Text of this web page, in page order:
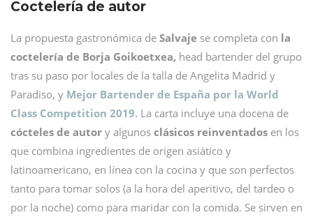
Coctelería de autor
La propuesta gastronómica de Salvaje se completa con la
coctelería de Borja Goikoetxea, head bartender del grupo
tras su paso por locales de la talla de Angelita Madrid y
Paradiso, y Mejor Bartender de España por la World
Class Competition 2019. La carta incluye una docena de
cócteles de autor y algunos clásicos reinventados en los
que combina ingredientes de origen asiático y
latinoamericano, en línea con la cocina y que son perfectos
tanto para tomar solos (a la hora del aperitivo, del tardeo o
por la noche) como para maridar con la comida. Se sirven en